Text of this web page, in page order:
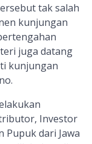
tak salah
kunjungan
juga datang
kunjungan
Investor
Pupuk dari Jawa